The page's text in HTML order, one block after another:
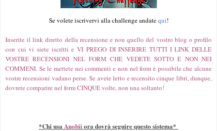
Se volete iscrivervi alla challenge andatequi!
Inserite il link diretto della recensione e non quello del vostro blog o profilo
con cui vi siete iscritti e VI PREGO DI INSERIRE TUTTI I LINK DELLE
VOSTRE RECENSIONI NEL FORM CHE VEDETE SOTTO E NON NEI
COMMENI. Se le mettete nei commenti e non nel form è possibile che alcune
vostre recensioni vadano perse. Se avete letto e recensito cinque libri, dunque,
dovrete comparire nel form CINQUE volte, non una soltanto!
*Chi usa Anobii ora dovrà seguire questo sistema*